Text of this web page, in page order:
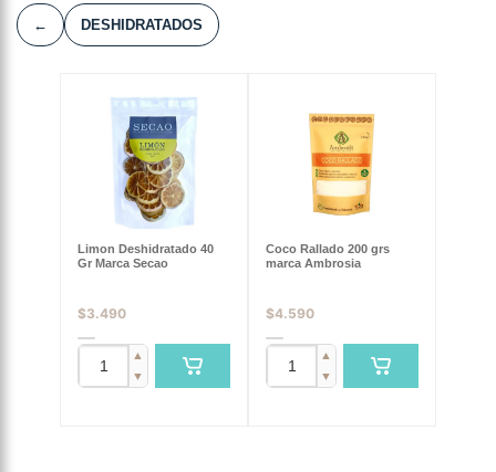
← DESHIDRATADOS
Limon Deshidratado 40
Gr Marca Secao
$3.490
▲
▼
Coco Rallado 200 grs
marca Ambrosia
$4.590
▲
▼